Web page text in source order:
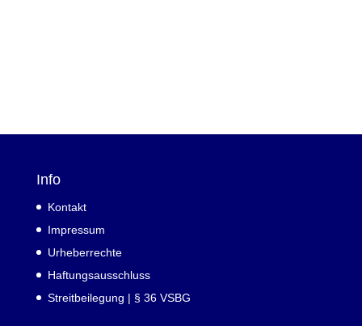
Info
Kontakt
Impressum
Urheberrechte
Haftungsausschluss
Streitbeilegung | § 36 VSBG